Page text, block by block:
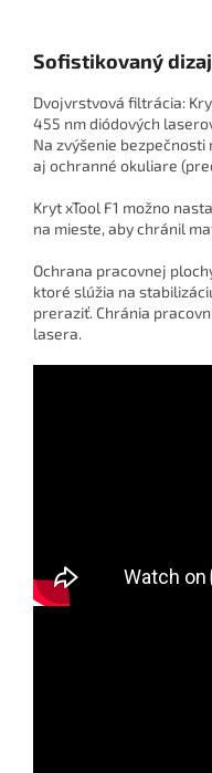
Sofistikovaný
Dvojvrstvová filtrácia:
455 nm diódových
Na zvýšenie
aj ochranné okuliare
Kryt xTool F1 možno
na mieste, aby chránil
Ochrana pracovnej
ktoré slúžia na
preraziť. Chránia
lasera.